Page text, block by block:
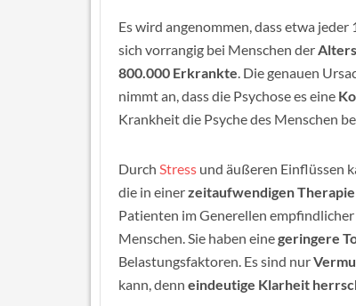
Es wird angenommen, dass etwa
sich vorrangig bei Menschen der
800.000 Erkrankte. Die genauen
nimmt an, dass die Psychose es eine
Krankheit die Psyche des Menschen
Durch Stress und äußeren Einflüssen
die in einerzeitaufwendigen Therapie
Patienten im Generellen
Menschen. Sie haben einegeringere
Belastungsfaktoren. Es sind nur
kann, denn eindeutige Klarheit